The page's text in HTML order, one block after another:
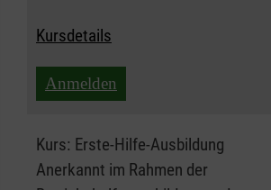
Kursdetails
Anmelden
Kurs: Erste-Hilfe-Ausbildung
Anerkannt im Rahmen der